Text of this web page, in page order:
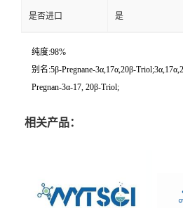
是否进口 是
纯度:98%
别名:5β-Pregnane-3α,17α,20β-
Pregnan-3α-17, 20β-Triol;
相关产品：